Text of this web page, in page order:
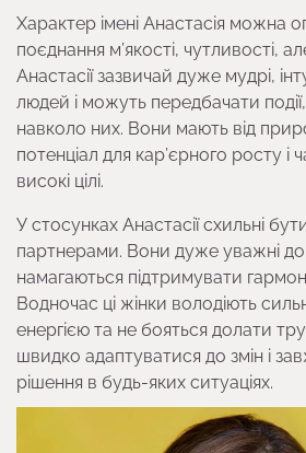
Характер імені Анастасія можна
поєднання м’якості, чутливості,
Анастасії зазвичай дуже мудрі,
людей і можуть передбачати
навколо них. Вони мають від
потенціал для кар’єрного росту і
високі цілі.
У стосунках Анастасії схильні
партнерами. Вони дуже уважні до
намагаються підтримувати
Водночас ці жінки володіють
енергією та не бояться долати
швидко адаптуватися до змін і
рішення в будь-яких ситуаціях.